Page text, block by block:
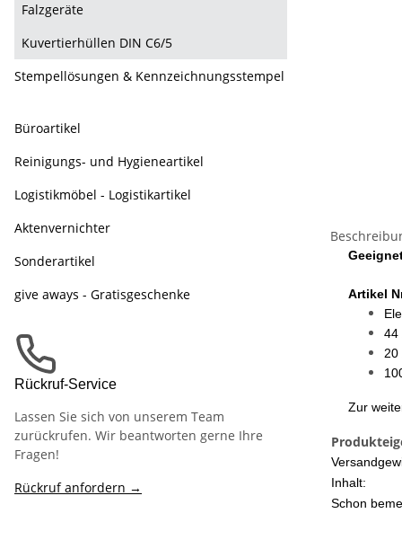
Artikel
44
20
Zur
Inhalt:
Schon
Falzgeräte
Kuvertierhüllen DIN C6/5
Stempellösungen & Kennzeichnungsstempel
Büroartikel
Reinigungs- und Hygieneartikel
Logistikmöbel - Logistikartikel
Aktenvernichter
Sonderartikel
give aways - Gratisgeschenke
Rückruf-Service
Lassen Sie sich von unserem Team
zurückrufen. Wir beantworten gerne Ihre
Fragen!
Rückruf anfordern →